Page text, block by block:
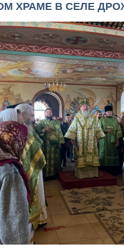
ХРАМЕ В СЕЛЕ